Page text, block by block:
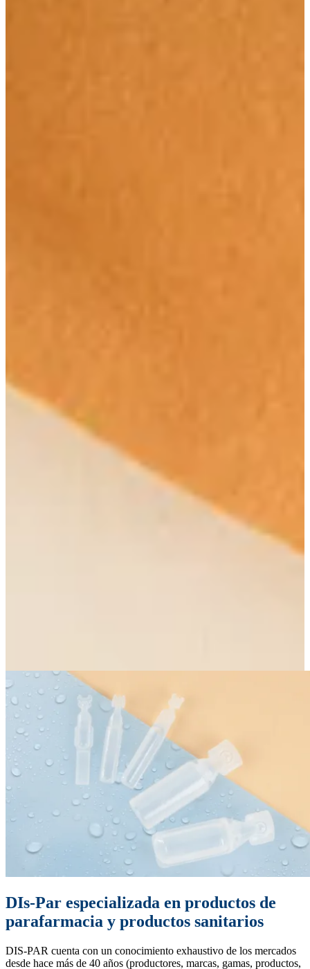
DIs-Par especializada en productos de
parafarmacia y productos sanitarios
DIS-PAR cuenta con un conocimiento exhaustivo de los mercados
desde hace más de 40 años (productores, marcas, gamas, productos,